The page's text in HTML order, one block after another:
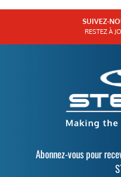
SUIVEZ-
RESTEZ À
Abonnez-vous pour